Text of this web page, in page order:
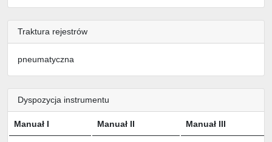
Traktura rejestrów
pneumatyczna
Dyspozycja instrumentu
Manuał I Manuał II Manuał III